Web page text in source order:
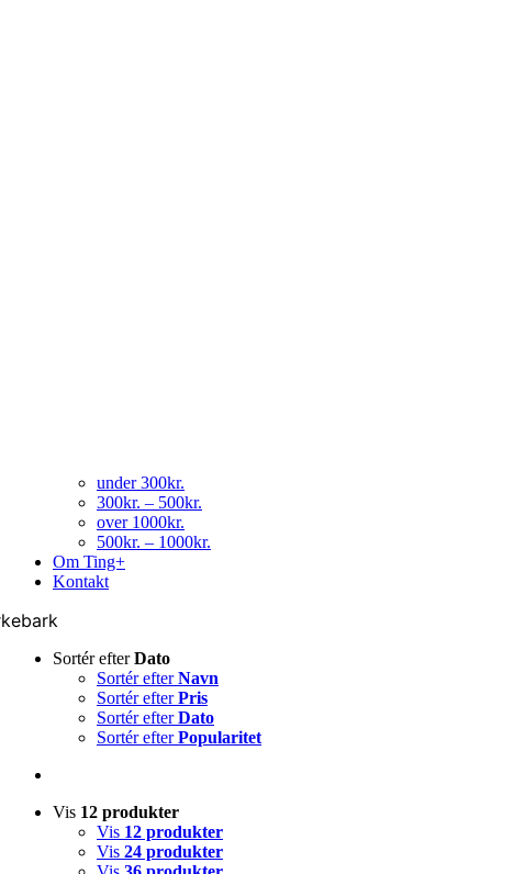
under 300kr.
300kr. – 500kr.
over 1000kr.
500kr. – 1000kr.
Om Ting+
Kontakt
Sortér efterDato
Sortér efterNavn
Sortér efterPris
Sortér efterDato
Sortér efterPopularitet
Vis 12 produkter
Vis 12 produkter
Vis 24 produkter